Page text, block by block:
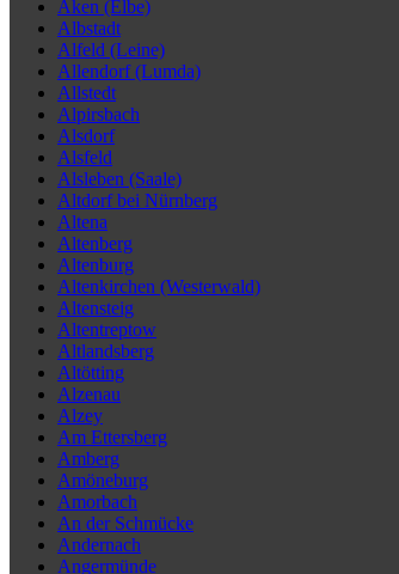
Aken (Elbe)
Albstadt
Alfeld (Leine)
Allendorf (Lumda)
Allstedt
Alpirsbach
Alsdorf
Alsfeld
Alsleben (Saale)
Altdorf bei Nürnberg
Altena
Altenberg
Altenburg
Altenkirchen (Westerwald)
Altensteig
Altentreptow
Altlandsberg
Altötting
Alzenau
Alzey
Am Ettersberg
Amberg
Amöneburg
Amorbach
An der Schmücke
Andernach
Angermünde